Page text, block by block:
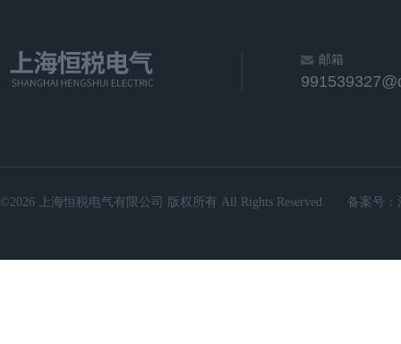
邮箱
©2026 上海恒税电气有限公司 版权所有 All Rights Reserved. 备案号：